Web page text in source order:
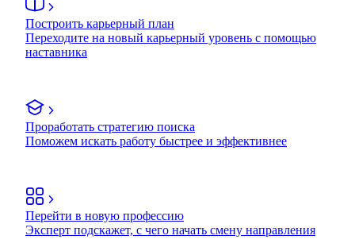
Построить карьерный план
Переходите на новый карьерный уровень с помощью
наставника
Проработать стратегию поиска
Поможем искать работу быстрее и эффективнее
Перейти в новую профессию
Эксперт подскажет, с чего начать смену направления